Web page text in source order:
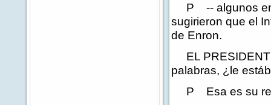
P -- algunos en
sugirieron que el
de Enron.
EL
palabras, ¿le
P Esa es su